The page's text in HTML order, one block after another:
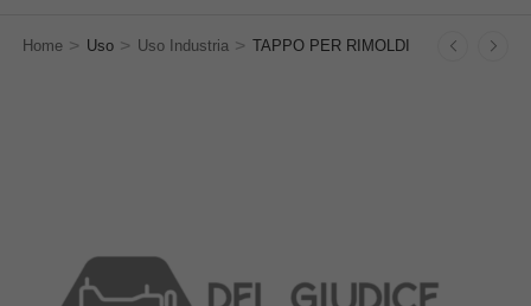
Home > Uso > Uso Industria > TAPPO PER RIMOLDI